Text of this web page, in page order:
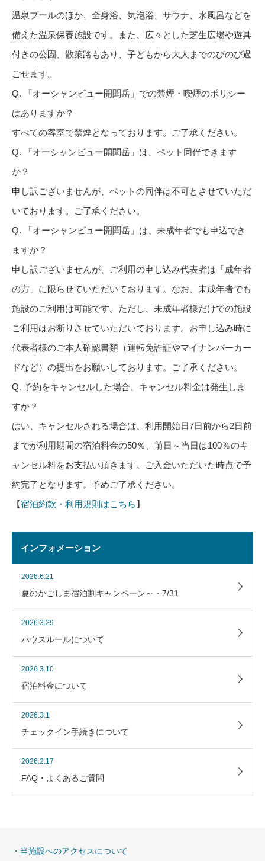
温泉プールのほか、全身浴、気泡浴、サウナ、水風呂などを
備えた温泉保養施設です。また、広々とした芝生広場や遊具
付きの公園、散策路もあり、子どもから大人までのびのび過
ごせます。
Q. 「オーシャンビュー開聞岳」での禁煙・喫煙のポリシー
はありますか？
すべての客室で禁煙となっております。ご了承ください。
Q. 「オーシャンビュー開聞岳」は、ペット同伴できます
か？
申し訳ございませんが、ペットの同伴は不可とさせていただ
いております。ご了承ください。
Q. 「オーシャンビュー開聞岳」は、未成年者でも申込でき
ますか？
申し訳ございませんが、ご利用の申し込み代表者は「成年者
の方」に限らせていただいております。なお、未成年者でも
施設のご利用は可能です。ただし、未成年者様だけでの施設
ご利用はお断りさせていただいております。お申し込み時に
代表者様のご本人確認書類（運転免許証やマイナンバーカー
ドなど）の提出をお願いしております。ご了承ください。
Q. 予約をキャンセルした場合、キャンセル料金は発生しま
すか？
はい、キャンセルされる場合は、利用開始日7日前から2日前
までが利用期間の宿泊料金の50％、前日～当日は100％のキ
ャンセル料をお支払い頂きます。ご入金いただいた時点で予
約完了となります。予めご了承ください。
【宿泊約款・利用規則はこちら 】
インフォメーション
2026.6.21
夏のかごしま宿泊割キャンペーン～・7/31
2026.3.29
ハウスルールについて
2026.3.10
宿泊料金について
2026.3.1
チェックイン手続きについて
2026.2.17
FAQ・よくあるご質問
・当施設へのアクセスについて